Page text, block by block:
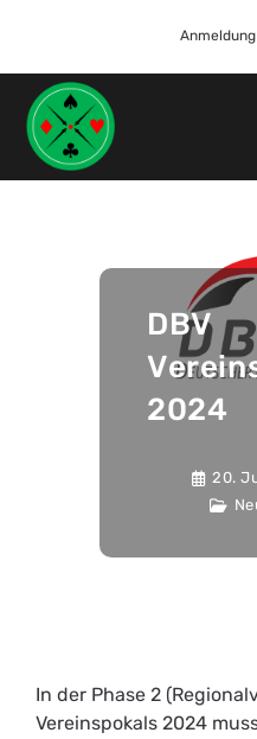
DBV
2024
20.
In der Phase 2
Vereinspokals 2024